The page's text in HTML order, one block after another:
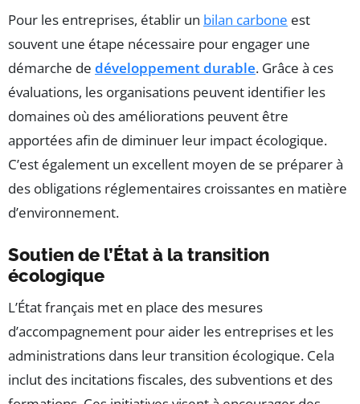
Pour les entreprises, établir un bilan carbone est
souvent une étape nécessaire pour engager une
démarche de développement durable. Grâce à ces
évaluations, les organisations peuvent identifier les
domaines où des améliorations peuvent être
apportées afin de diminuer leur impact écologique.
C’est également un excellent moyen de se préparer à
des obligations réglementaires croissantes en matière
d’environnement.
Soutien de l’État à la transition
écologique
L’État français met en place des mesures
d’accompagnement pour aider les entreprises et les
administrations dans leur transition écologique. Cela
inclut des incitations fiscales, des subventions et des